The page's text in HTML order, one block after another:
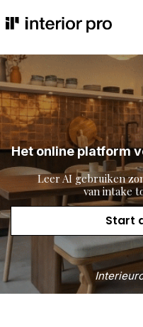
Het online platform
Leer AI gebruiken
van intake
Start